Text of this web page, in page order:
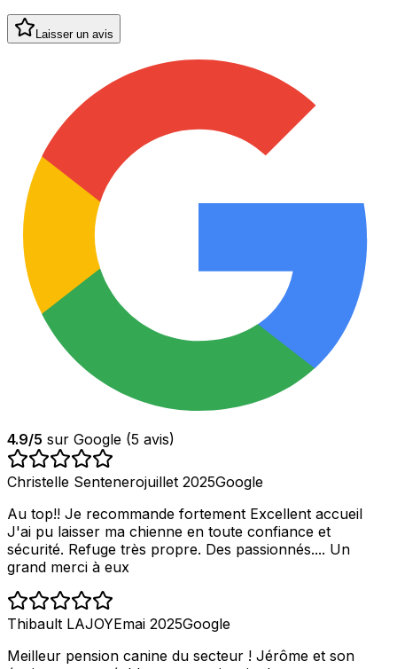
Laisser un avis
4.9/5 sur Google (5 avis)
Christelle Sentenerojuillet 2025Google
Au top!! Je recommande fortement Excellent accueil
J'ai pu laisser ma chienne en toute confiance et
sécurité. Refuge très propre. Des passionnés.... Un
grand merci à eux
Thibault LAJOYEmai 2025Google
Meilleur pension canine du secteur ! Jérôme et son